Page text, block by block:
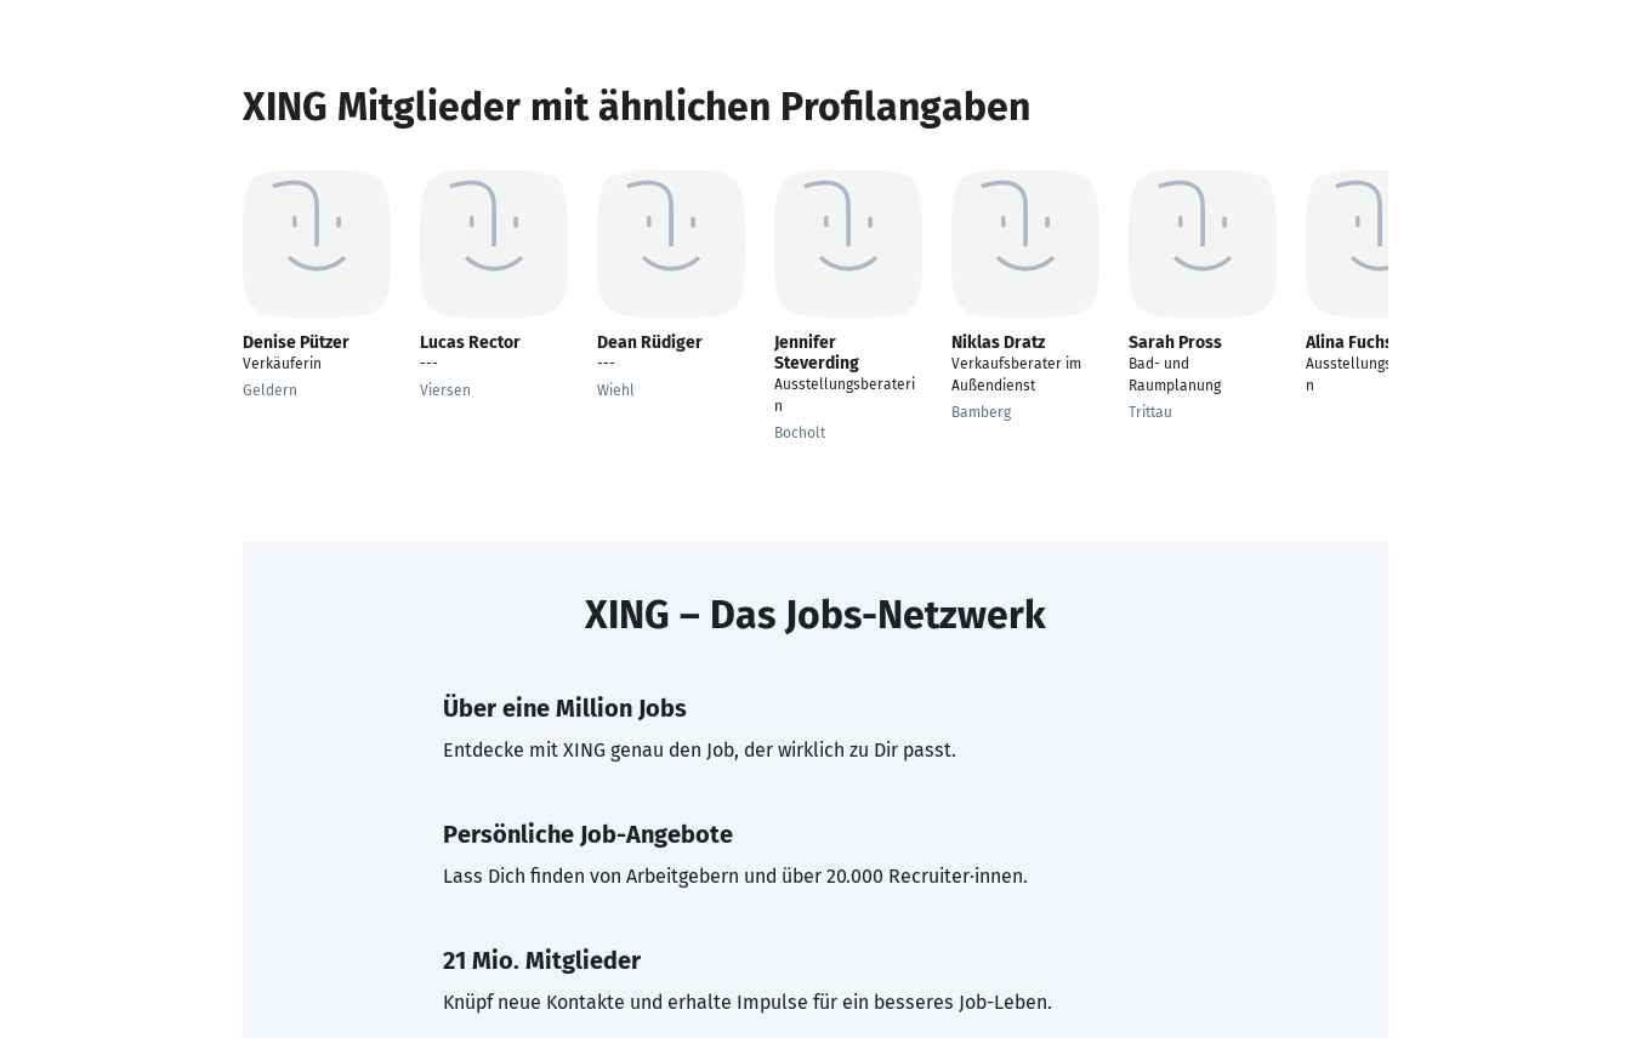
XING Mitglieder mit ähnlichen Profilangaben
Denise Pützer
Verkäuferin
Geldern
Lucas Rector
---
Viersen
Dean Rüdiger
---
Wiehl
Jennifer
Steverding
Ausstellungsberateri
n
Bocholt
Niklas Dratz
Verkaufsberater im
Außendienst
Bamberg
Sarah Pross
Bad- und
Raumplanung
Trittau
Alina Fuchs
Ausstellungsberateri
n
XING – Das Jobs-Netzwerk
Über eine Million Jobs
Entdecke mit XING genau den Job, der wirklich zu Dir passt.
Persönliche Job-Angebote
Lass Dich finden von Arbeitgebern und über 20.000 Recruiter·innen.
21 Mio. Mitglieder
Knüpf neue Kontakte und erhalte Impulse für ein besseres Job-Leben.